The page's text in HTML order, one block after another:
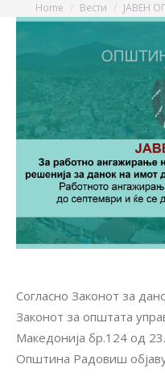
You are here:
Home Вести ЈАВЕН
Согласно Законот за
Законот за општата
Македонија бр.124 од
Општина Радовиш